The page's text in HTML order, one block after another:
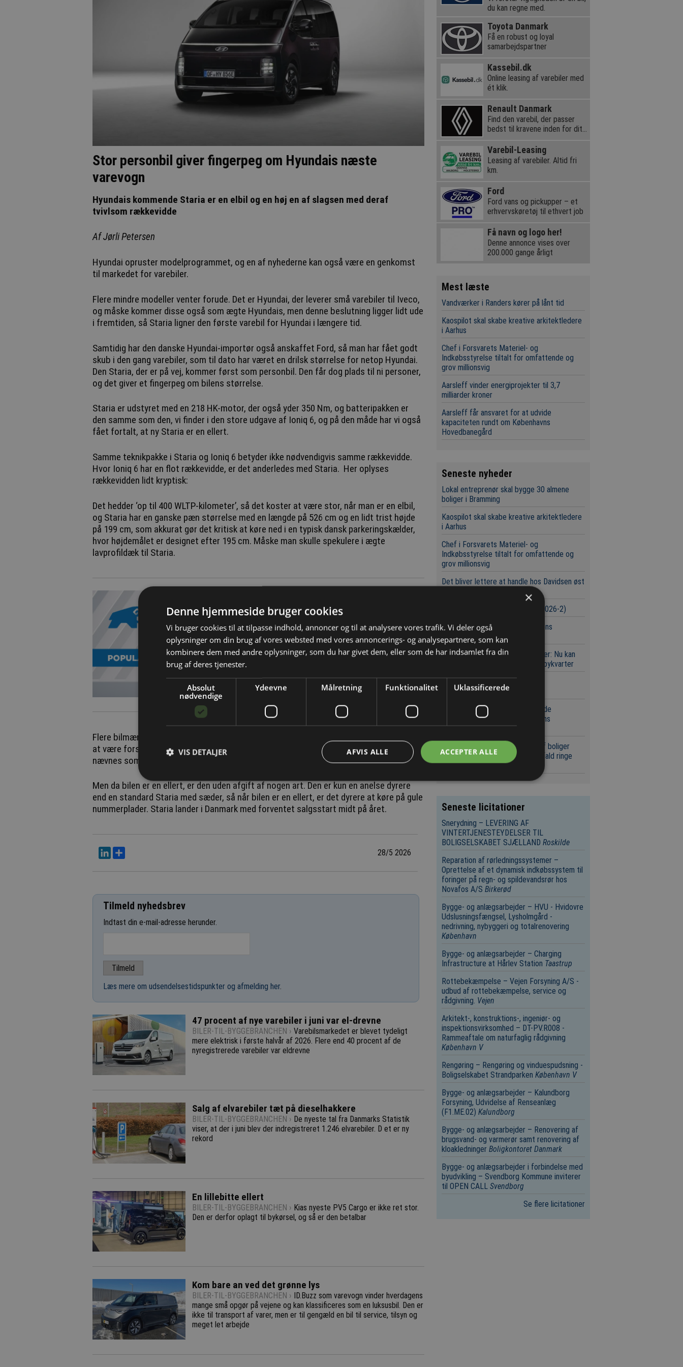
Stor personbil giver fingerpeg om Hyundais næste
varevogn
Hyundais kommende Staria er en elbil og en høj en af slagsen med deraf
tvivlsom rækkevidde
Af Jørli Petersen
Hyundai opruster modelprogrammet, og en af nyhederne kan også være en genkomst
til markedet for varebiler.
Flere mindre modeller venter forude. Det er Hyundai, der leverer små varebiler til Iveco,
og måske kommer disse også som ægte Hyundais, men denne beslutning ligger lidt ude
i fremtiden, så Staria ligner den første varebil for Hyundai i længere tid.
Samtidig har den danske Hyundai-importør også anskaffet Ford, så man har fået godt
skub i den gang varebiler, som til dato har været en drilsk størrelse for netop Hyundai.
Den Staria, der er på vej, kommer først som personbil. Den får dog plads til ni personer,
og det giver et fingerpeg om bilens størrelse.
Staria er udstyret med en 218 HK-motor, der også yder 350 Nm, og batteripakken er
den samme som den, vi finder i den store udgave af Ioniq 6, og på den måde har vi også
fået fortalt, at ny Staria er en ellert.
Samme teknikpakke i Staria og Ioniq 6 betyder ikke nødvendigvis samme rækkevidde.
Hvor Ioniq 6 har en flot rækkevidde, er det anderledes med Staria. Her oplyses
rækkevidden lidt kryptisk:
Det hedder ‘op til 400 WLTP-kilometer’, så det koster at være stor, når man er en elbil,
og Staria har en ganske pæn størrelse med en længde på 526 cm og en lidt trist højde
på 199 cm, som akkurat gør det kritisk at køre ned i en typisk dansk parkeringskælder,
hvor højdemålet er designet efter 195 cm. Måske man skulle spekulere i ægte
lavprofildæk til Staria.
Flere bilmærker ser ud til at friste markedet for biler af MPV-typen, som ellers så ud til
at være forsvundet. Men Hyundais Staria er samtidig en varebil, selv om den ikke
nævnes som van fra start.
Men da bilen er en ellert, er den uden afgift af nogen art. Den er kun en anelse dyrere
end en standard Staria med sæder, så når bilen er en ellert, er det dyrere at køre på gule
nummerplader. Staria lander i Danmark med forventet salgsstart midt på året.
LinkedIn 28/5 2026
Tilmeld nyhedsbrev
Indtast din e-mail-adresse herunder.
Læs mere om udsendelsestidspunkter og afmelding her.
47 procent af nye varebiler i juni var el-drevne
BILER-TIL-BYGGEBRANCHEN › Varebilsmarkedet er blevet tydeligt
mere elektrisk i første halvår af 2026. Flere end 40 procent af de
nyregistrerede varebiler var eldrevne
Salg af elvarebiler tæt på dieselhakkere
BILER-TIL-BYGGEBRANCHEN › De nyeste tal fra Danmarks Statistik
viser, at der i juni blev der indregistreret 1.246 elvarebiler. D et er ny
rekord
En lillebitte ellert
BILER-TIL-BYGGEBRANCHEN › Kias nyeste PV5 Cargo er ikke ret stor.
Den er derfor oplagt til bykørsel, og så er den betalbar
Kom bare an ved det grønne lys
BILER-TIL-BYGGEBRANCHEN › ID.Buzz som varevogn vinder hverdagens
mange små opgør på vejene og kan klassificeres som en luksusbil. Den er
ikke til transport af varer, men er til gengæld en bil til service, tilsyn og
meget let arbejde
du kan regne med.
Toyota Danmark
Få en robust og loyal
samarbejdspartner
Kassebil.dk
Online leasing af varebiler med
ét klik.
Renault Danmark
Find den varebil, der passer
bedst til kravene inden for dit
Varebil-Leasing
Leasing af varebiler. Altid fri
km.
Ford
Ford vans og pickupper – et
erhvervskøretøj til ethvert job
Få navn og logo her!
Denne annonce vises over
200.000 gange årligt
Mest læste
Vandværker i Randers kører på lånt tid
Kaospilot skal skabe kreative arkitektledere
i Aarhus
Chef i Forsvarets Materiel- og
Indkøbsstyrelse tiltalt for omfattende og
grov millionsvig
Aarsleff vinder energiprojekter til 3,7
milliarder kroner
Aarsleff får ansvaret for at udvide
kapaciteten rundt om Københavns
Hovedbanegård
Seneste nyheder
Lokal entreprenør skal bygge 30 almene
boliger i Bramming
Kaospilot skal skabe kreative arkitektledere
i Aarhus
Chef i Forsvarets Materiel- og
Indkøbsstyrelse tiltalt for omfattende og
grov millionsvig
Det bliver lettere at handle hos Davidsen øst
Konkurser i byggeriet (Uge 32/2026-2)
Tre hold kæmper om Svanemøllens
Skybrudstunnel
74 hektar og 900.000 etagemeter: Nu kan
der bydes på Nordhavns næste bykvarter
Irsk kapitalfond køber dansk
isoleringsspecialist
Aarsleff får ansvaret for at udvide
kapaciteten rundt om Københavns
Hovedbanegård
EU-støtte til energirenovering af boliger
under coronaen havde i bedste fald ringe
effekt
Seneste licitationer
Snerydning – LEVERING AF
VINTERTJENESTEYDELSER TIL
BOLIGSELSKABET SJÆLLAND Roskilde
Reparation af rørledningssystemer –
Oprettelse af et dynamisk indkøbssystem til
foringer på regn- og spildevandsrør hos
Novafos A/S Birkerød
Bygge- og anlægsarbejder – HVU - Hvidovre
Udslusningsfængsel, Lysholmgård -
nedrivning, nybyggeri og totalrenovering
København
Bygge- og anlægsarbejder – Charging
Infrastructure at Hårlev Station Taastrup
Rottebekæmpelse – Vejen Forsyning A/S -
udbud af rottebekæmpelse, service og
rådgivning. Vejen
Arkitekt-, konstruktions-, ingeniør- og
inspektionsvirksomhed – DT-PV.R008 -
Rammeaftale om naturfaglig rådgivning
København V
Rengøring – Rengøring og vinduespudsning -
Boligselskabet Strandparken København V
Bygge- og anlægsarbejder – Kalundborg
Forsyning, Udvidelse af Renseanlæg
(F1.ME.02) Kalundborg
Bygge- og anlægsarbejder – Renovering af
brugsvand- og varmerør samt renovering af
kloakledninger Boligkontoret Danmark
Bygge- og anlægsarbejder i forbindelse med
byudvikling – Svendborg Kommune inviterer
til OPEN CALL Svendborg
Se flere licitationer
×
Denne hjemmeside bruger cookies
Vi bruger cookies til at tilpasse indhold, annoncer og til at analysere vores trafik. Vi deler også
oplysninger om din brug af vores websted med vores annoncerings- og analysepartnere, som kan
kombinere dem med andre oplysninger, som du har givet dem, eller som de har indsamlet fra din
brug af deres tjenester.
Absolut
nødvendige
Ydeevne Målretning Funktionalitet Uklassificerede
ACCEPTER ALLE
AFVIS ALLE
VIS DETALJER